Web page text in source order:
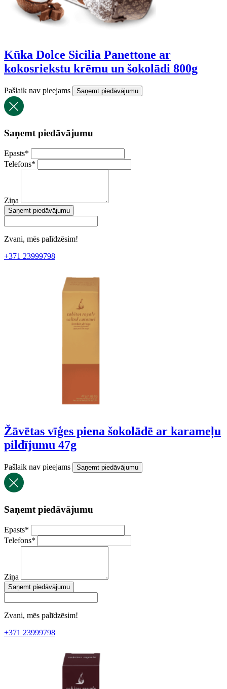
Kūka Dolce Sicilia Panettone ar
kokosriekstu krēmu un šokolādi 800g
Pašlaik nav pieejams Saņemt piedāvājumu
Saņemt piedāvājumu
Epasts*
Telefons*
Ziņa
Saņemt piedāvājumu
Zvani, mēs palīdzēsim!
+371 23999798
Žāvētas vīģes piena šokolādē ar karameļu
pildījumu 47g
Pašlaik nav pieejams Saņemt piedāvājumu
Saņemt piedāvājumu
Epasts*
Telefons*
Ziņa
Saņemt piedāvājumu
Zvani, mēs palīdzēsim!
+371 23999798